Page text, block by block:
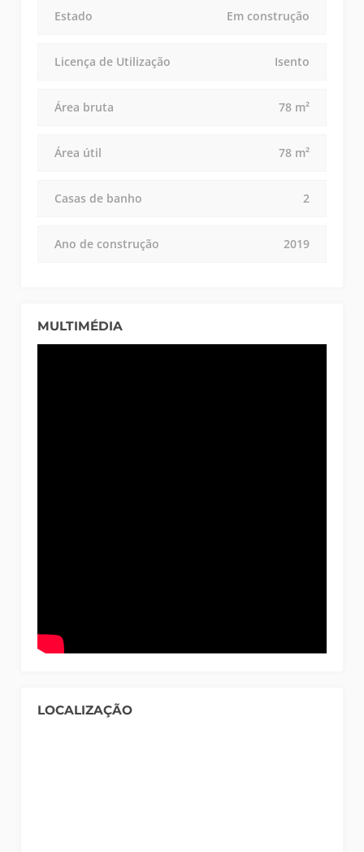
Estado Em construção
Licença de Utilização Isento
Área bruta 78 m²
Área útil 78 m²
Casas de banho 2
Ano de construção 2019
MULTIMÉDIA
LOCALIZAÇÃO